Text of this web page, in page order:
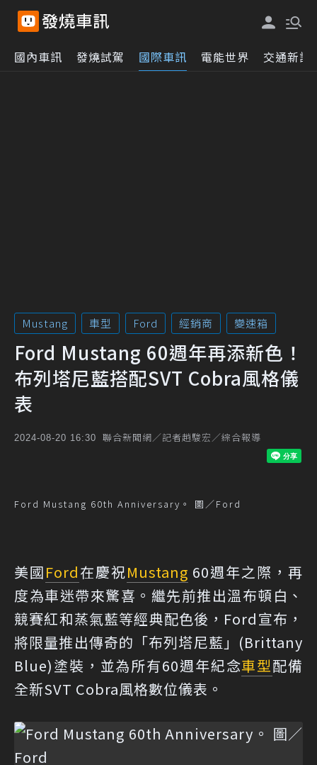
國內車訊 發燒試駕 國際車訊 電能世界 交通新訊
Mustang 車型 Ford 經銷商 變速箱
Ford Mustang 60週年再添新色！
布列塔尼藍搭配SVT Cobra風格儀
表
2024-08-20 16:30 聯合新聞網／記者趙駿宏／綜合報導
Ford Mustang 60th Anniversary。 圖／Ford
美國Ford在慶祝Mustang 60週年之際，再
度為車迷帶來驚喜。繼先前推出溫布頓白、
競賽紅和蒸氣藍等經典配色後，Ford宣布，
將限量推出傳奇的「布列塔尼藍」(Brittany
Blue)塗裝，並為所有60週年紀念車型配備
全新SVT Cobra風格數位儀表。